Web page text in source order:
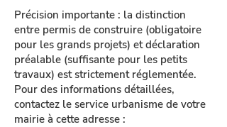
Précision importante : la distinction
entre permis de construire (obligatoire
pour les grands projets) et déclaration
préalable (suffisante pour les petits
travaux) est strictement réglementée.
Pour des informations détaillées,
contactez le service urbanisme de votre
mairie à cette adresse :